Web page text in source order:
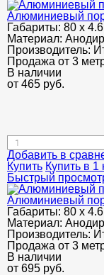
Алюминиевый
Габариты: 80 х
Материал:
Производитель:
Продажа от 3
В наличии
от 465 руб.
Добавить в
Купить Купить в 1
Быстрый
Алюминиевый
Габариты: 80 х
Материал:
Производитель:
Продажа от 3
В наличии
от 695 руб.